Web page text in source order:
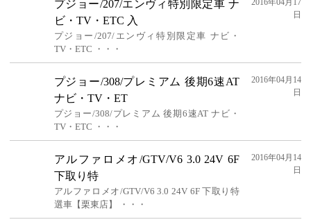
プジョー/207/エンヴィ特別限定車 ナ
ビ・TV・ETC 入
プジョー/207/エンヴィ特別限定車 ナビ・
TV・ETC ・・・
2016年04月17
日
プジョー/308/プレミアム 後期6速AT
ナビ・TV・ET
プジョー/308/プレミアム 後期6速AT ナビ・
TV・ETC ・・・
2016年04月14
日
アルファロメオ/GTV/V6 3.0 24V 6F
下取り特
アルファロメオ/GTV/V6 3.0 24V 6F 下取り特
選車【栗東店】 ・・・
2016年04月14
日